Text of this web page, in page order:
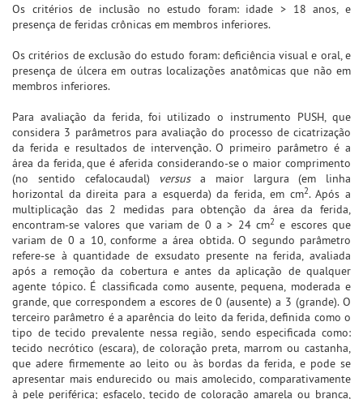
Os critérios de inclusão no estudo foram: idade > 18 anos, e
presença de feridas crônicas em membros inferiores.
Os critérios de exclusão do estudo foram: deficiência visual e oral, e
presença de úlcera em outras localizações anatômicas que não em
membros inferiores.
Para avaliação da ferida, foi utilizado o instrumento PUSH, que
considera 3 parâmetros para avaliação do processo de cicatrização
da ferida e resultados de intervenção. O primeiro parâmetro é a
área da ferida, que é aferida considerando-se o maior comprimento
(no sentido cefalocaudal) versusa maior largura (em linha
horizontal da direita para a esquerda) da ferida, em cm2. Após a
multiplicação das 2 medidas para obtenção da área da ferida,
encontram-se valores que variam de 0 a > 24 cm2 e escores que
variam de 0 a 10, conforme a área obtida. O segundo parâmetro
refere-se à quantidade de exsudato presente na ferida, avaliada
após a remoção da cobertura e antes da aplicação de qualquer
agente tópico. É classificada como ausente, pequena, moderada e
grande, que correspondem a escores de 0 (ausente) a 3 (grande). O
terceiro parâmetro é a aparência do leito da ferida, definida como o
tipo de tecido prevalente nessa região, sendo especificada como:
tecido necrótico (escara), de coloração preta, marrom ou castanha,
que adere firmemente ao leito ou às bordas da ferida, e pode se
apresentar mais endurecido ou mais amolecido, comparativamente
à pele periférica; esfacelo, tecido de coloração amarela ou branca,